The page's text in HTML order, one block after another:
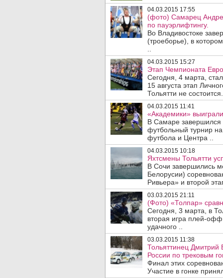
04.03.2015 17:55
(фото) Самарец
по пауэрлифтингу.
Во Владивостоке
(троеборье), в
04.03.2015 15:27
Этап Чемпионата
Сегодня, 4 марта,
15 августа этап
Тольятти не
04.03.2015 11:41
«Академики»
В Самаре завершился
футбольный турнир
футбола и Центра ..
04.03.2015 10:18
Яхтсмены Тольятти
В Сочи завершились
Белорусии)
Ривьера» и второй
03.03.2015 21:11
(Фото) «Толпар»
Сегодня, 3 марта, в
вторая игра плей-
удачного ..
03.03.2015 11:38
Тольяттинец Дмитрий
России по трековым
Финал этих
Участие в гонке